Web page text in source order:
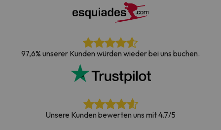
97,6% unserer Kunden würden wieder bei uns buchen.
Unsere Kunden bewerten uns mit 4.7/5